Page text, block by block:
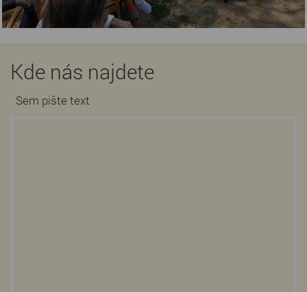
Kde nás najdete
Sem pište text